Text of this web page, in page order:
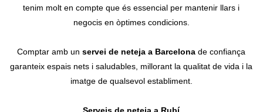
tenim molt en compte que és essencial per mantenir llars i
negocis en òptimes condicions.
Comptar amb unservei de neteja a Barcelona de confiança
garanteix espais nets i saludables, millorant la qualitat de vida i la
imatge de qualsevol establiment.
Serveis de neteja a Rubí